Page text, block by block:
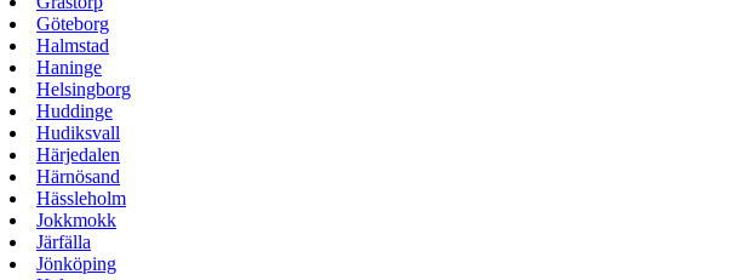
Göteborg
Halmstad
Haninge
Helsingborg
Huddinge
Hudiksvall
Härjedalen
Härnösand
Hässleholm
Jokkmokk
Järfälla
Jönköping